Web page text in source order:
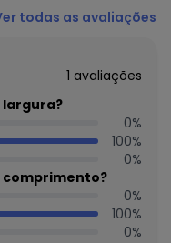
LTDA / CNPJ
Para lavagem siga
Secar a
este produto não
todas as avaliações
1 avaliações
largura?
0%
100%
0%
comprimento?
0%
100%
0%